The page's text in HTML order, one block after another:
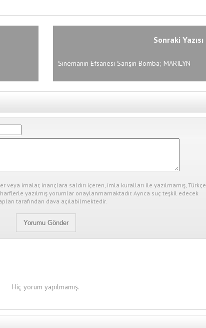
Sonraki Yazısı
Sinemanın Efsanesi Sarışın Bomba; MARILYN
veya imalar, inançlara saldırı içeren, imla kuralları ile yazılmamış, Türkçe
yazılmış yorumlar onaylanmamaktadır. Ayrıca suç teşkil edecek
tarafından dava açılabilmektedir.
Hiç yorum yapılmamış.